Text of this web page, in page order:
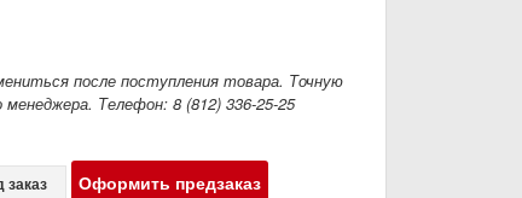
после поступления товара. Точную
Телефон: 8 (812) 336-25-25
заказ Оформить предзаказ